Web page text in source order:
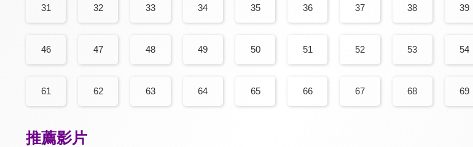
31 32 33 34 35 36 37 38 39
46 47 48 49 50 51 52 53 54
61 62 63 64 65 66 67 68 69
推薦影片